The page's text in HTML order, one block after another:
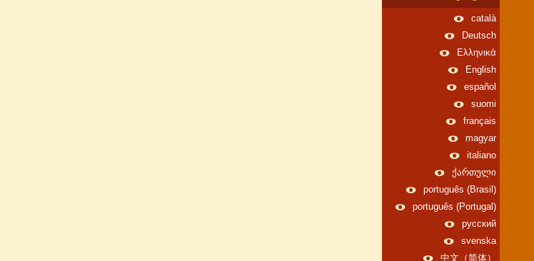
català
Deutsch
Ελληνικά
English
español
suomi
français
magyar
italiano
ქართული
português (Brasil)
português (Portugal)
русский
svenska
中文（简体）